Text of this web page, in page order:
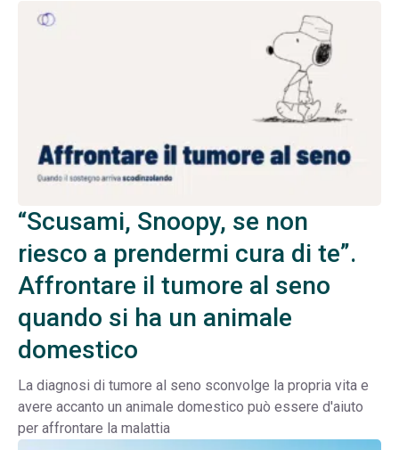
“Scusami, Snoopy, se non
riesco a prendermi cura di te”.
Affrontare il tumore al seno
quando si ha un animale
domestico
La diagnosi di tumore al seno sconvolge la propria vita e
avere accanto un animale domestico può essere d'aiuto
per affrontare la malattia